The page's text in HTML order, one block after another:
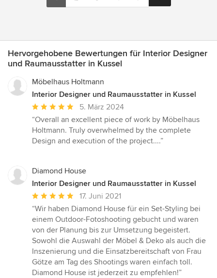
Hervorgehobene Bewertungen für Interior Designer
und Raumausstatter in Kussel
Möbelhaus Holtmann
Interior Designer und Raumausstatter in Kussel
Durchschnittliche
Bewertung:
5
von
5. März 2024
“Overall an excellent piece of work by Möbelhaus
Holtmann. Truly overwhelmed by the complete
Design and execution of the project....”
Diamond House
Interior Designer und Raumausstatter in Kussel
Durchschnittliche
Bewertung:
5
von
5
Sternen
17. Juni 2021
“Wir haben Diamond House für ein Set-Styling bei
einem Outdoor-Fotoshooting gebucht und waren
von der Planung bis zur Umsetzung begeistert.
Sowohl die Auswahl der Möbel & Deko als auch die
Inszenierung und die Einsatzbereitschaft von Frau
Götze am Tag des Shootings waren einfach toll.
Diamond House ist jederzeit zu empfehlen!”